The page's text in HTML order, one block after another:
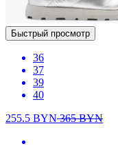
Быстрый просмотр
36
37
39
40
255.5 BYN365BYN